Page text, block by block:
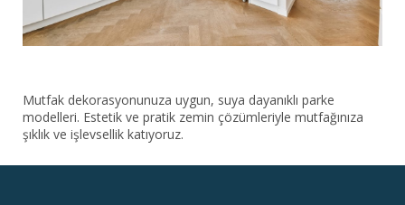
Mutfak dekorasyonunuza uygun, suya dayanıklı parke
modelleri. Estetik ve pratik zemin çözümleriyle mutfağınıza
şıklık ve işlevsellik katıyoruz.